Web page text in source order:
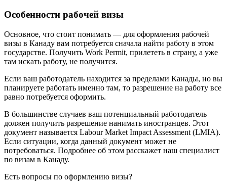
Особенности рабочей визы
Основное, что стоит понимать — для оформления рабочей
визы в Канаду вам потребуется сначала найти работу в этом
государстве. Получить Work Permit, прилететь в страну, а уже
там искать работу, не получится.
Если ваш работодатель находится за пределами Канады, но вы
планируете работать именно там, то разрешение на работу все
равно потребуется оформить.
В большинстве случаев ваш потенциальный работодатель
должен получить разрешение нанимать иностранцев. Этот
документ называется Labour Market Impact Assessment (LMIA).
Если ситуации, когда данный документ может не
потребоваться. Подробнее об этом расскажет наш специалист
по визам в Канаду.
Есть вопросы по оформлению визы?